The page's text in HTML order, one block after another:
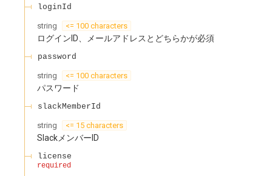
loginId
string <= 100 characters
ログインID、メールアドレスとどちらかが必須
password
string <= 100 characters
パスワード
slackMemberId
string <= 15 characters
SlackメンバーID
license
required